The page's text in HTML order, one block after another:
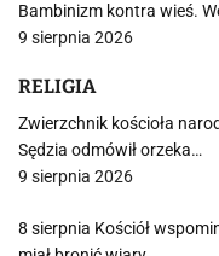
Bambinizm kontra wieś.
9 sierpnia 2026
RELIGIA
Zwierzchnik kościoła
Sędzia odmówił orzeka…
9 sierpnia 2026
8 sierpnia Kościół